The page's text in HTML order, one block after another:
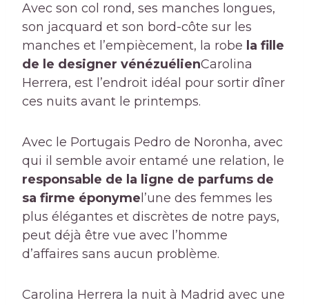
Avec son col rond, ses manches longues,
son jacquard et son bord-côte sur les
manches et l’empiècement, la robe la fille
de le designer vénézuélienCarolina
Herrera, est l’endroit idéal pour sortir dîner
ces nuits avant le printemps.
Avec le Portugais Pedro de Noronha, avec
qui il semble avoir entamé une relation, le
responsable de la ligne de parfums de
sa firme éponyme l’une des femmes les
plus élégantes et discrètes de notre pays,
peut déjà être vue avec l’homme
d’affaires sans aucun problème.
Carolina Herrera la nuit à Madrid avec une